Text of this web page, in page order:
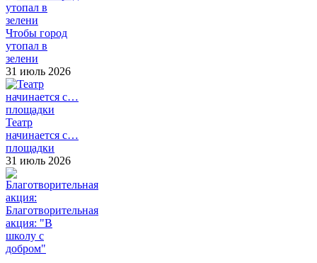
Чтобы город
утопал в
зелени
31 июль 2026
Театр
начинается с…
площадки
31 июль 2026
Благотворительная
акция: "В
школу с
добром"